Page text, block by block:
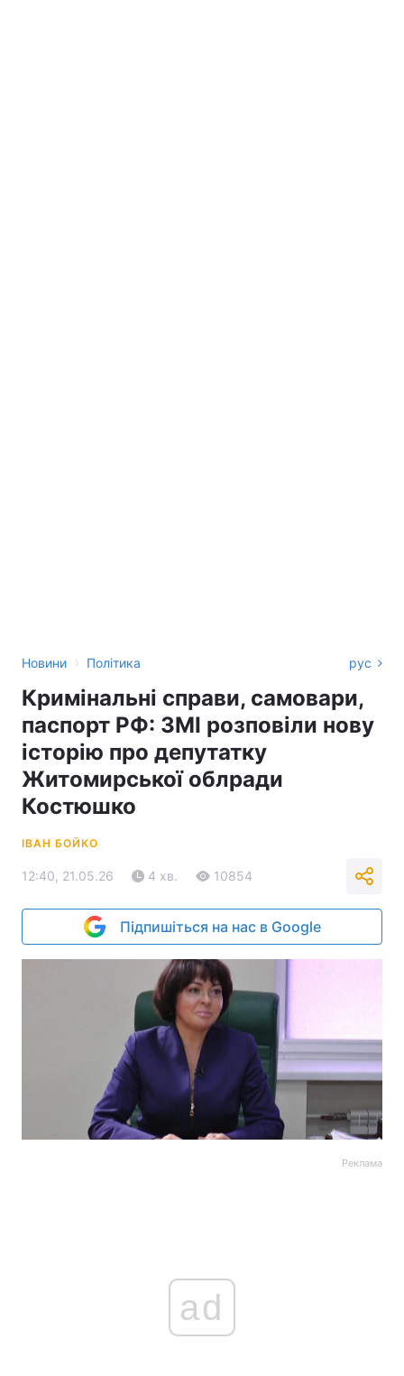
Новини › Політика рус
Кримінальні справи, самовари,
паспорт РФ: ЗМІ розповіли нову
історію про депутатку
Житомирської облради
Костюшко
ІВАН БОЙКО
12:40, 21.05.26 4 хв. 10854
Підпишіться на нас в Google
Реклама
ad